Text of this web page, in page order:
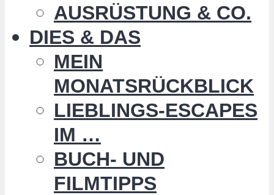
AUSRÜSTUNG & CO.
DIES & DAS
MEIN
MONATSRÜCKBLICK
LIEBLINGS-ESCAPES
IM …
BUCH- UND
FILMTIPPS